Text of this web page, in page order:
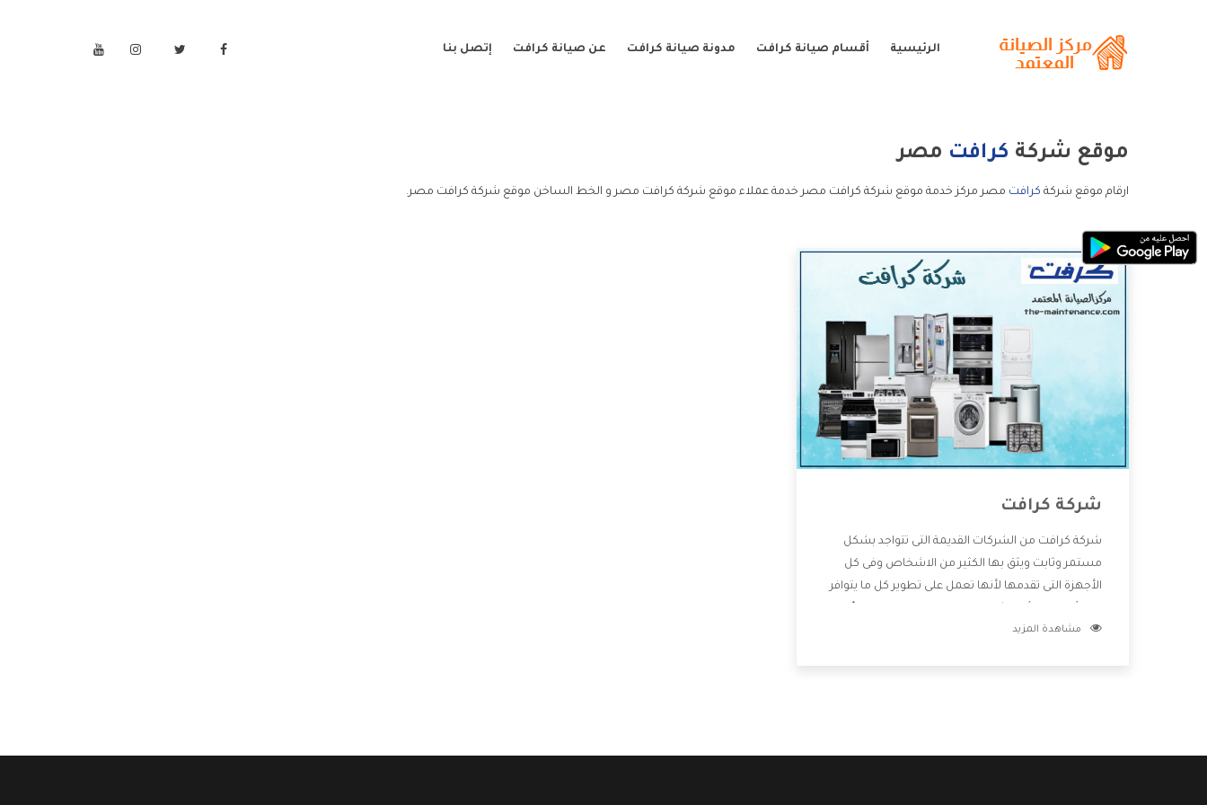
الرئيسية أقسام صيانة كرافت مدونة صيانة كرافت عن صيانة كرافت إتصل بنا
موقع شركة كرافت مصر
ارقام موقع شركة كرافت مصر مركز خدمة موقع شركة كرافت مصر خدمة عملاء موقع شركة كرافت مصر و الخط الساخن موقع شركة كرافت مصر.
شركة كرافت
شركة كرافت من الشركات القديمة التى تتواجد بشكل
مستمر وثابت ويثق بها الكثير من الاشخاص وفى كل
الأجهزة التى تقدمها لأنها تعمل على تطوير كل ما يتوافر
خدمات ما بعد البيع مع المنتجات وتقدم للعملاء أقوى
مشاهدة المزيد